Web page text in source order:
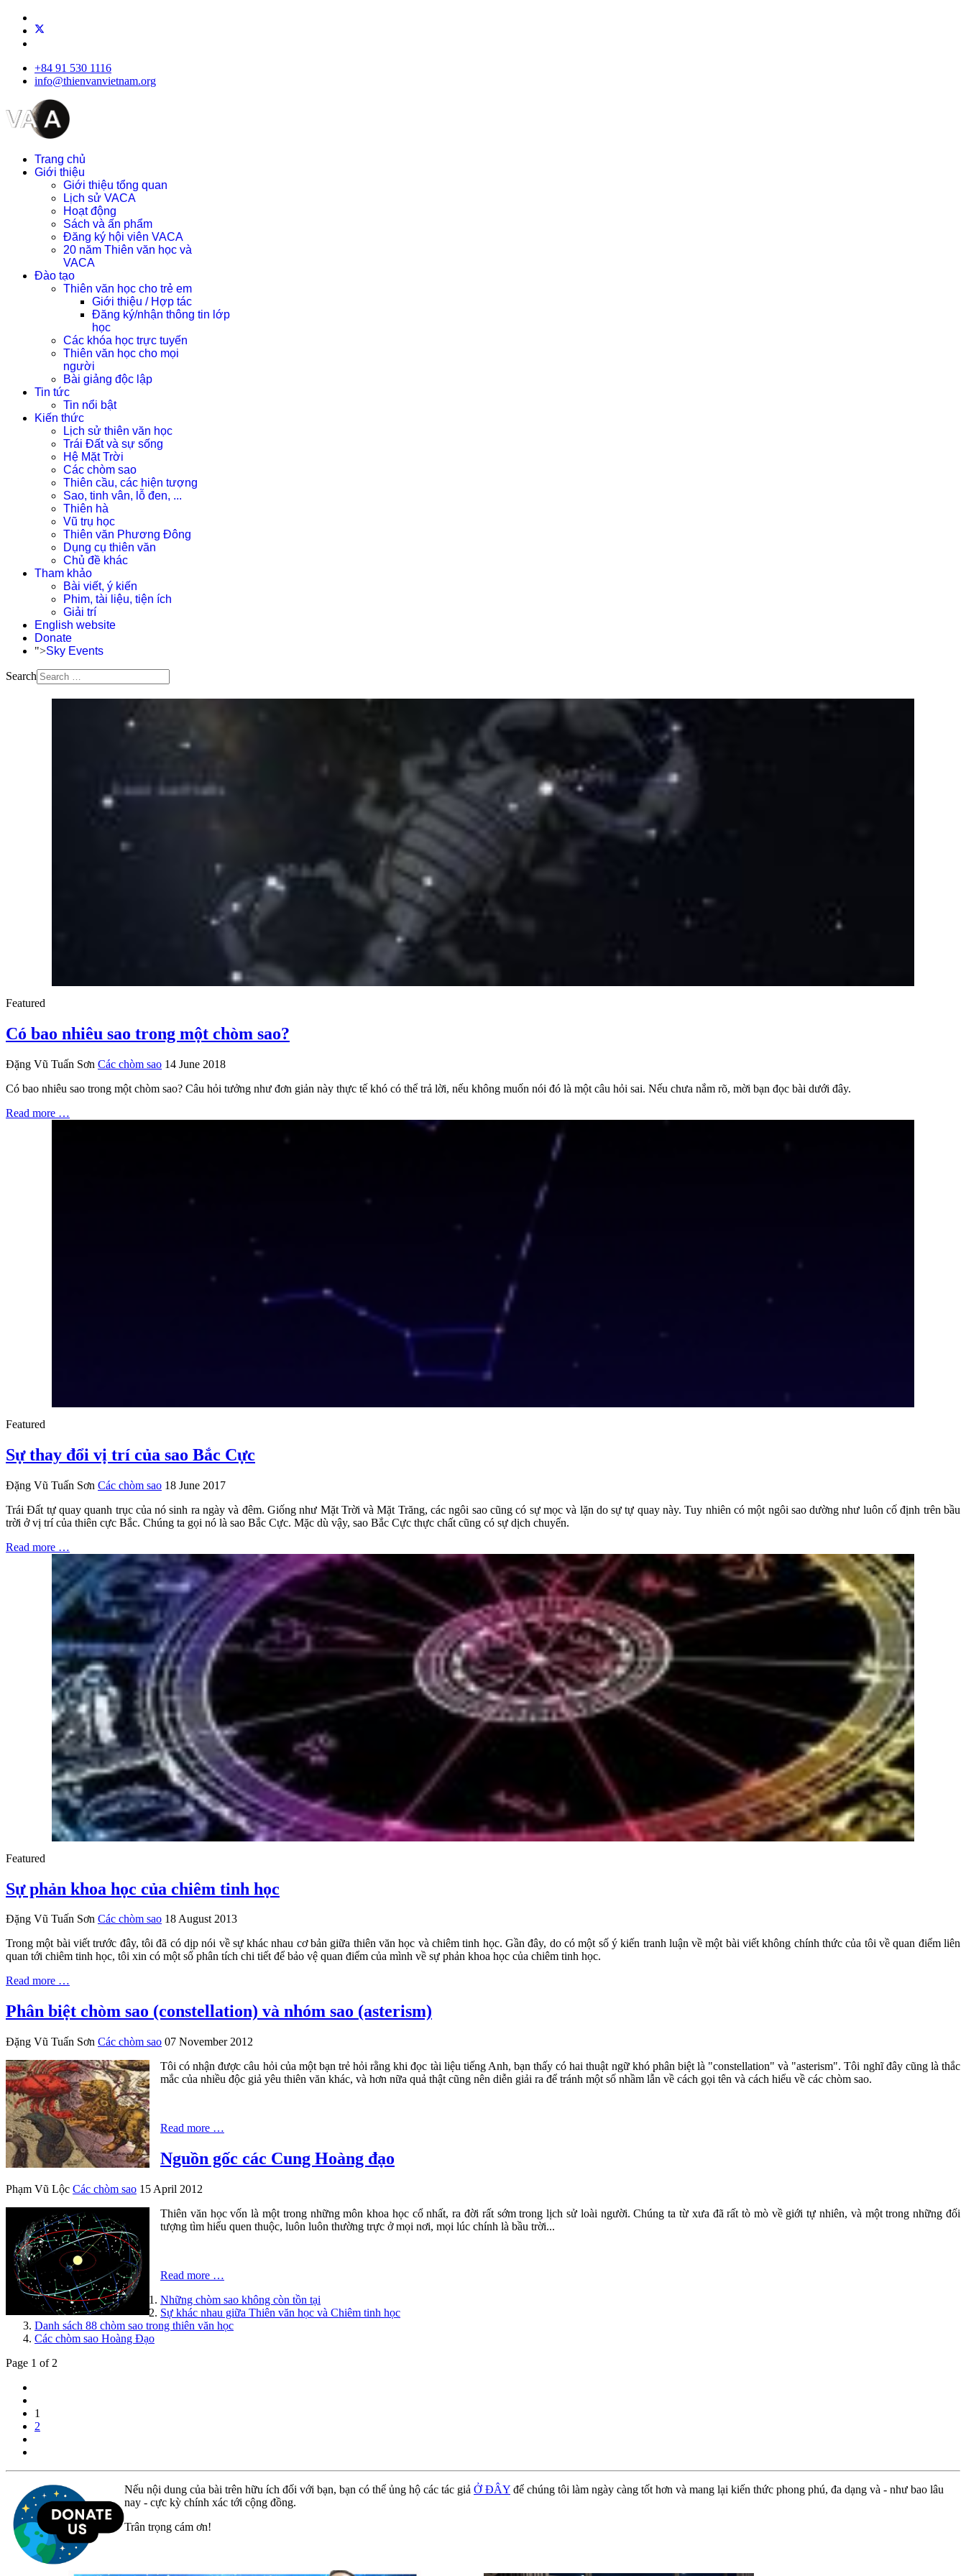
+84 91 530 1116
info@thienvanvietnam.org
Trang chủ
Giới thiệu
Giới thiệu tổng quan
Lịch sử VACA
Hoạt động
Sách và ấn phẩm
Đăng ký hội viên VACA
20 năm Thiên văn học và
VACA
Đào tạo
Thiên văn học cho trẻ em
Giới thiệu / Hợp tác
Đăng ký/nhận thông tin lớp
học
Các khóa học trực tuyến
Thiên văn học cho mọi
người
Bài giảng độc lập
Tin tức
Tin nổi bật
Kiến thức
Lịch sử thiên văn học
Trái Đất và sự sống
Hệ Mặt Trời
Các chòm sao
Thiên cầu, các hiện tượng
Sao, tinh vân, lỗ đen, ...
Thiên hà
Vũ trụ học
Thiên văn Phương Đông
Dụng cụ thiên văn
Chủ đề khác
Tham khảo
Bài viết, ý kiến
Phim, tài liệu, tiện ích
Giải trí
English website
Donate
">Sky Events
Search
Featured
Có bao nhiêu sao trong một chòm sao?
Đặng Vũ Tuấn Sơn Các chòm sao 14 June 2018
Có bao nhiêu sao trong một chòm sao? Câu hỏi tưởng như đơn giản này thực tế khó có thể trả lời, nếu không muốn nói đó là một câu hỏi sai. Nếu chưa nắm rõ, mời bạn đọc bài dưới đây.
Read more …
Featured
Sự thay đổi vị trí của sao Bắc Cực
Đặng Vũ Tuấn Sơn Các chòm sao 18 June 2017
Trái Đất tự quay quanh trục của nó sinh ra ngày và đêm. Giống như Mặt Trời và Mặt Trăng, các ngôi sao cũng có sự mọc và lặn do sự tự quay này. Tuy nhiên có một ngôi sao dường như luôn cố định trên bầu
trời ở vị trí của thiên cực Bắc. Chúng ta gọi nó là sao Bắc Cực. Mặc dù vậy, sao Bắc Cực thực chất cũng có sự dịch chuyển.
Read more …
Featured
Sự phản khoa học của chiêm tinh học
Đặng Vũ Tuấn Sơn Các chòm sao 18 August 2013
Trong một bài viết trước đây, tôi đã có dịp nói về sự khác nhau cơ bản giữa thiên văn học và chiêm tinh học. Gần đây, do có một số ý kiến tranh luận về một bài viết không chính thức của tôi về quan điểm liên
quan tới chiêm tinh học, tôi xin có một số phân tích chi tiết để bảo vệ quan điểm của mình về sự phản khoa học của chiêm tinh học.
Read more …
Phân biệt chòm sao (constellation) và nhóm sao (asterism)
Đặng Vũ Tuấn Sơn Các chòm sao 07 November 2012
Tôi có nhận được câu hỏi của một bạn trẻ hỏi rằng khi đọc tài liệu tiếng Anh, bạn thấy có hai thuật ngữ khó phân biệt là "constellation" và "asterism". Tôi nghĩ đây cũng là thắc
mắc của nhiều độc giả yêu thiên văn khác, và hơn nữa quả thật cũng nên diễn giải ra để tránh một số nhầm lẫn về cách gọi tên và cách hiểu về các chòm sao.
Read more …
Nguồn gốc các Cung Hoàng đạo
Phạm Vũ Lộc Các chòm sao 15 April 2012
Thiên văn học vốn là một trong những môn khoa học cổ nhất, ra đời rất sớm trong lịch sử loài người. Chúng ta từ xưa đã rất tò mò về giới tự nhiên, và một trong những đối
tượng tìm hiểu quen thuộc, luôn luôn thường trực ở mọi nơi, mọi lúc chính là bầu trời...
Read more …
Những chòm sao không còn tồn tại
Sự khác nhau giữa Thiên văn học và Chiêm tinh học
Danh sách 88 chòm sao trong thiên văn học
Các chòm sao Hoàng Đạo
Page 1 of 2
1
2
Nếu nội dung của bài trên hữu ích đối với bạn, bạn có thể ủng hộ các tác giả Ở ĐÂY để chúng tôi làm ngày càng tốt hơn và mang lại kiến thức phong phú, đa dạng và - như bao lâu
nay - cực kỳ chính xác tới cộng đồng.
Trân trọng cám ơn!